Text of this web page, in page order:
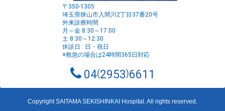
〒350-1305
埼玉県狭山市入間川2丁目37番20号
外来診療時間
月～金 8:30～17:00
土 8:30～12:30
休診日 : 日・祝日
※救急の場合は24時間365日対応
04 2953 6611
Copyright SAITAMA SEKISHINKAI Hospital. All rights reserved.